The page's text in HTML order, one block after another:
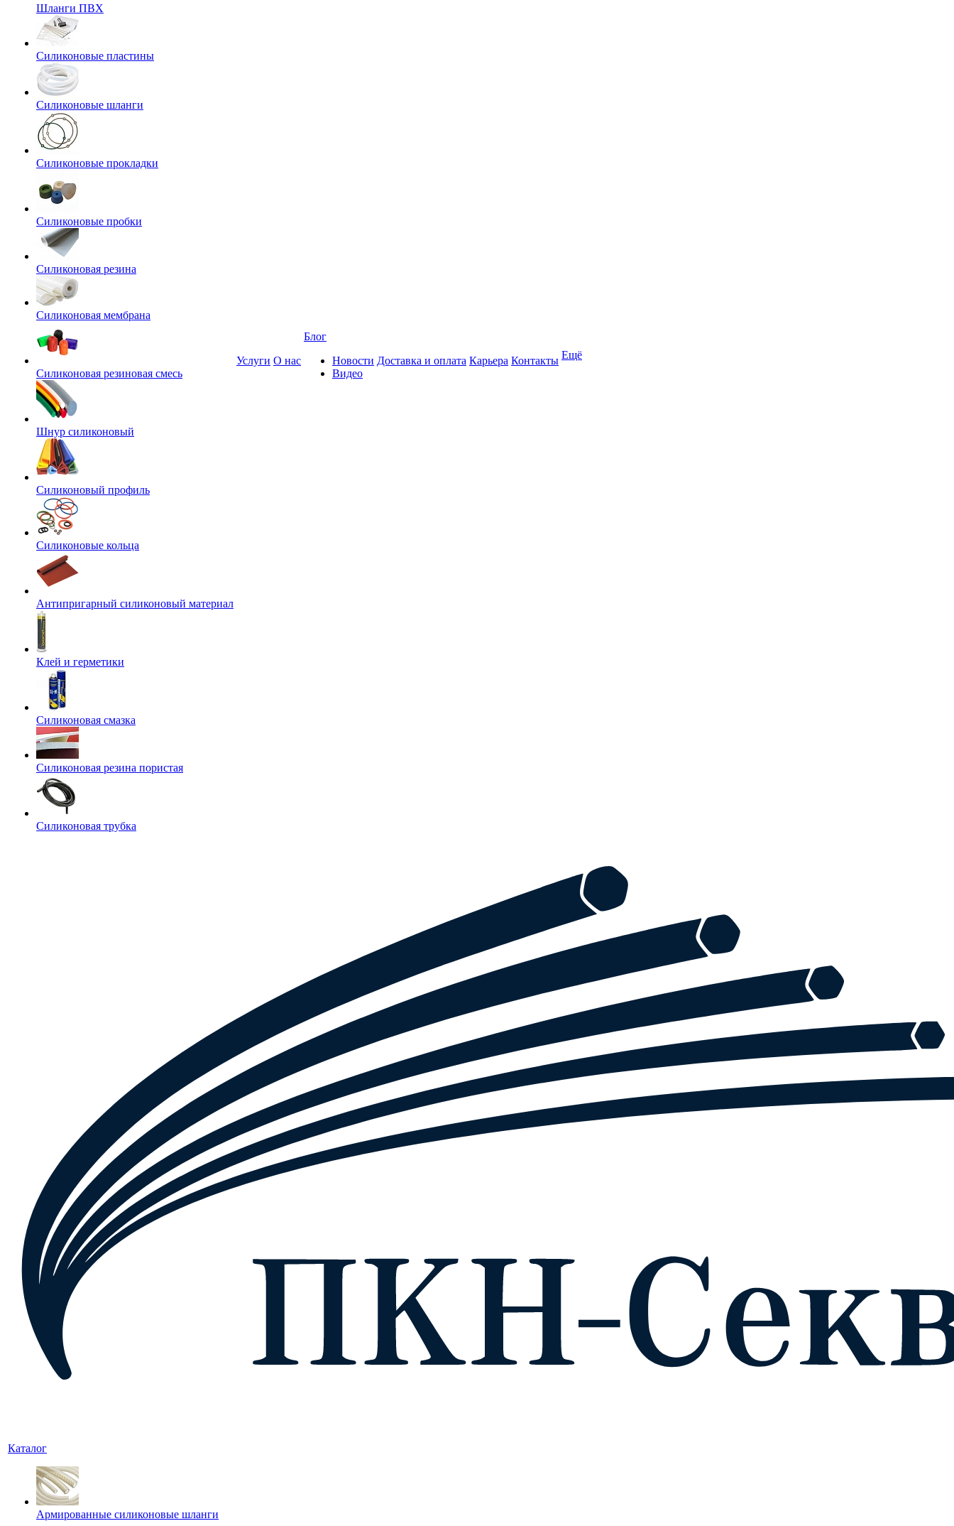
Шланги ПВХ
Силиконовые пластины
Силиконовые шланги
Силиконовые прокладки
Силиконовые пробки
Силиконовая резина
Силиконовая мембрана
Силиконовая резиновая смесь
Шнур силиконовый
Силиконовый профиль
Силиконовые кольца
Антипригарный силиконовый материал
Клей и герметики
Силиконовая смазка
Силиконовая резина пористая
Силиконовая трубка
Услуги О нас
Блог
Новости
Видео
Доставка и оплата Карьера Контакты Ещё
Каталог
Армированные силиконовые шланги